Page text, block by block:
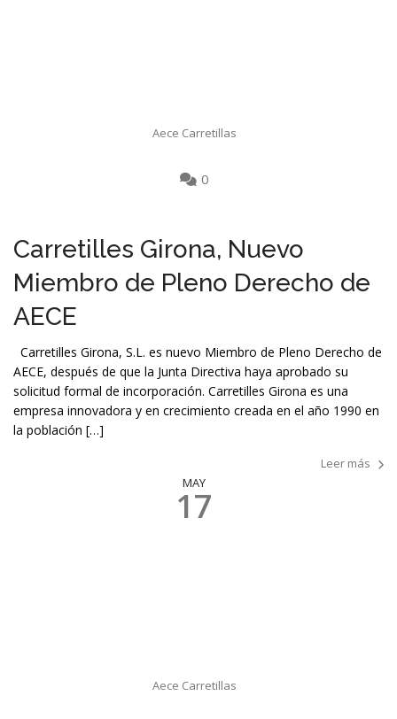
Aece Carretillas
0
Carretilles Girona, Nuevo
Miembro de Pleno Derecho de
AECE
Carretilles Girona, S.L. es nuevo Miembro de Pleno Derecho de
AECE, después de que la Junta Directiva haya aprobado su
solicitud formal de incorporación. Carretilles Girona es una
empresa innovadora y en crecimiento creada en el año 1990 en
la población […]
Leer más
MAY
17
Aece Carretillas